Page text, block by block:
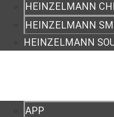
HEINZELMANN
HEINZELMANN
HEINZELMANN
APP